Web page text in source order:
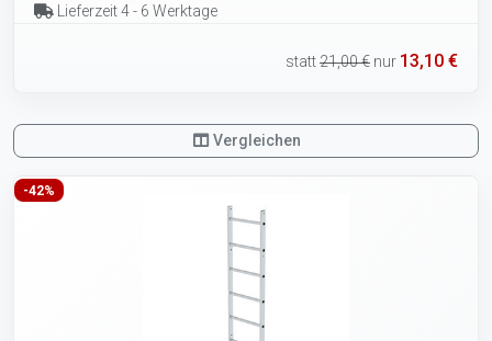
Lieferzeit 4 - 6 Werktage
statt21,00 € nur 13,10 €
Vergleichen
-42%